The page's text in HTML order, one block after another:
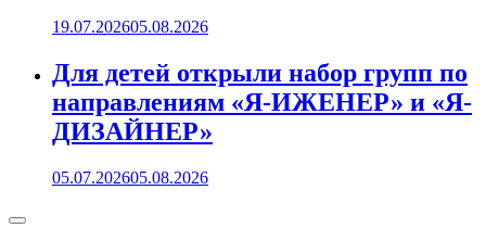
19.07.202605.08.2026
Для детей открыли набор групп по
направлениям «Я-ИЖЕНЕР» и «Я-
ДИЗАЙНЕР»
05.07.202605.08.2026